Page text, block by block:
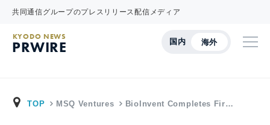
共同通信グループのプレスリリース配信メディア
国内 海外
KYODO NEWS
PRWIRE
TOP MSQ Ventures BioInvent Completes Fir…